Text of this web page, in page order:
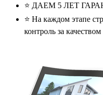
⭐️ ДАЕМ 5 ЛЕТ
⭐️ На каждом этапе
контроль за качеством